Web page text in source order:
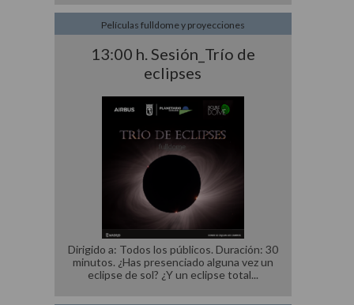
13:00 h. Sesión_Trío de
eclipses
Películas fulldome y proyecciones
Dirigido a: Todos los públicos. Duración: 30
minutos. ¿Has presenciado alguna vez un
eclipse de sol? ¿Y un eclipse total